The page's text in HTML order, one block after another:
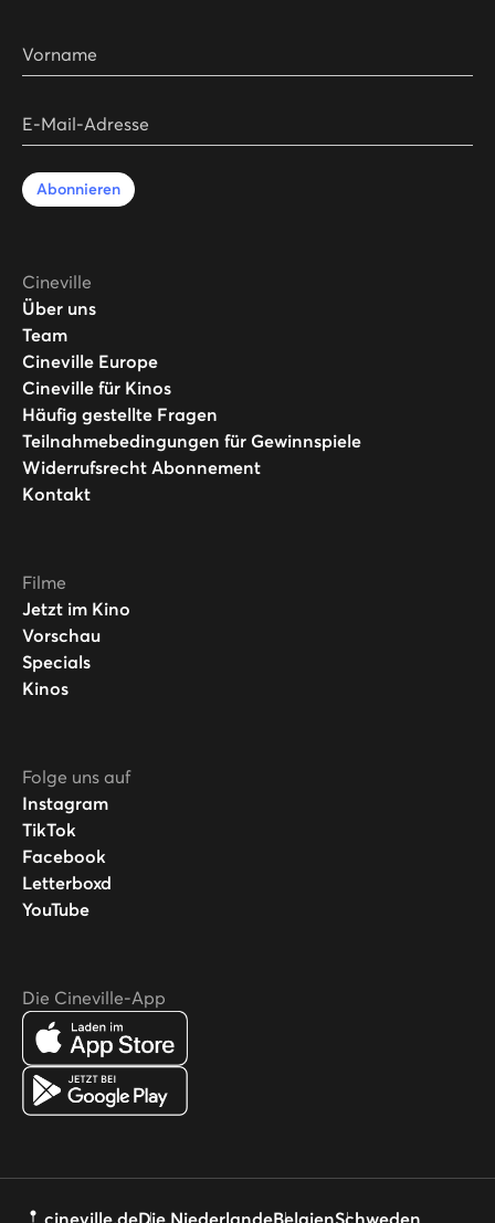
Vorname
E-Mail-Adresse
Abonnieren
Cineville
Über uns
Team
Cineville Europe
Cineville für Kinos
Häufig gestellte Fragen
Teilnahmebedingungen für Gewinnspiele
Widerrufsrecht Abonnement
Kontakt
Filme
Jetzt im Kino
Vorschau
Specials
Kinos
Folge uns auf
Instagram
TikTok
Facebook
Letterboxd
YouTube
Die Cineville-App
cineville.deDie NiederlandeBelgienSchweden